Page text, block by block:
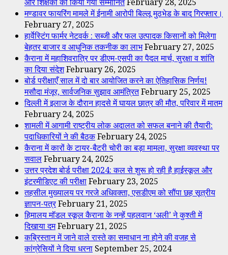
और शिक्षकों को किया गया सम्मानितFebruary 28, 2025
मण्डावर फायरिंग मामले में ईनामी आरोपी बिल्लू मुठभेड के बाद गिरफ्तार।
February 27, 2025
हार्वेस्टिंग फार्मर नेटवर्क : सब्जी और फल उत्पादक किसानों को मिलेगा
बेहतर बाजार व आधुनिक तकनीक का लाभFebruary 27, 2025
कैराना में महाशिवरात्रि पर डीएम-एसपी का पैदल मार्च, सुरक्षा व शांति
का दिया संदेशFebruary 26, 2025
बोर्ड परीक्षाएँ साल में दो बार आयोजित करने का ऐतिहासिक निर्णय!
मसौदा मंजूर, सार्वजनिक सुझाव आमंत्रितFebruary 25, 2025
दिल्ली में इलाज के दौरान हादसे में घायल छात्र की मौत, परिवार में मातम
February 24, 2025
शामली में आगामी राष्ट्रीय लोक अदालत को सफल बनाने की तैयारी:
पदाधिकारियों ने की बैठकFebruary 24, 2025
कैराना में कारों के टायर-बैटरी चोरी का बड़ा मामला, सुरक्षा व्यवस्था पर
सवालFebruary 24, 2025
उत्तर प्रदेश बोर्ड परीक्षा 2024: कल से शुरू हो रही है हाईस्कूल और
इंटरमीडिएट की परीक्षाFebruary 23, 2025
तहसील मुख्यालय पर गरजे अधिवक्ता, एसडीएम को सौंपा छह सूत्रीय
ज्ञापन-पत्रFebruary 21, 2025
हिमालय मॉडल स्कूल कैराना के नन्हें पहलवान ‘अली’ ने कुश्ती में
दिखाया दमFebruary 21, 2025
कब्रिस्तान में जाने वाले रास्ते का समाधान ना होने की वजह से
कांग्रेसियों ने दिया धरना September 25, 2024